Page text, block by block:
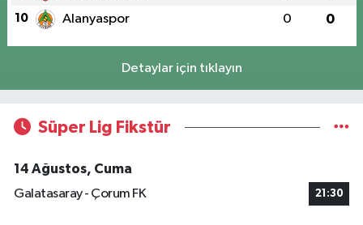
10 Alanyaspor 0 0
Detaylar için tıklayın
Süper Lig Fikstür
14 Ağustos, Cuma
Galatasaray - Çorum FK
21:30